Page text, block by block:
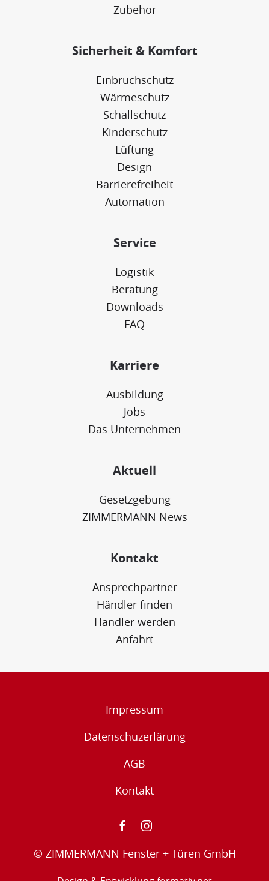
Zubehör
Sicherheit & Komfort
Einbruchschutz
Wärmeschutz
Schallschutz
Kinderschutz
Lüftung
Design
Barrierefreiheit
Automation
Service
Logistik
Beratung
Downloads
FAQ
Karriere
Ausbildung
Jobs
Das Unternehmen
Aktuell
Gesetzgebung
ZIMMERMANN News
Kontakt
Ansprechpartner
Händler finden
Händler werden
Anfahrt
Impressum
Datenschuzerlärung
AGB
Kontakt
© ZIMMERMANN Fenster + Türen GmbH